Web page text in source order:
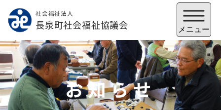
社会福祉法人
長泉町社会福祉協議会 メニュー
メニューを閉じる
お知らせ